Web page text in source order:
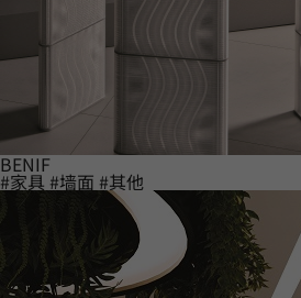
BENIF
#家具 #墙面 #其他